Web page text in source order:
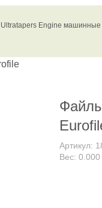
Ultratapers Engine
Артикул:
Вес: 0.000